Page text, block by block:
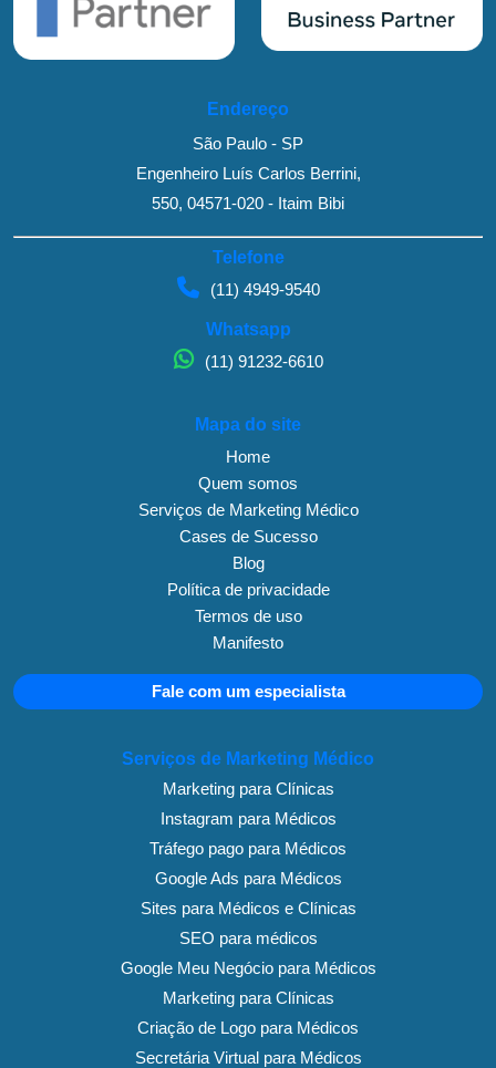
Endereço
São Paulo - SP
Engenheiro Luís Carlos Berrini,
550, 04571-020 - Itaim Bibi
Telefone
(11) 4949-9540
Whatsapp
(11) 91232-6610
Mapa do site
Home
Quem somos
Serviços de Marketing Médico
Cases de Sucesso
Blog
Política de privacidade
Termos de uso
Manifesto
Fale com um especialista
Serviços de Marketing Médico
Marketing para Clínicas
Instagram para Médicos
Tráfego pago para Médicos
Google Ads para Médicos
Sites para Médicos e Clínicas
SEO para médicos
Google Meu Negócio para Médicos
Marketing para Clínicas
Criação de Logo para Médicos
Secretária Virtual para Médicos